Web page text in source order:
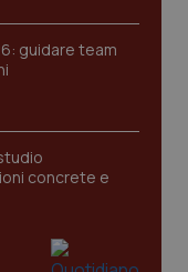
guidare team
concrete e